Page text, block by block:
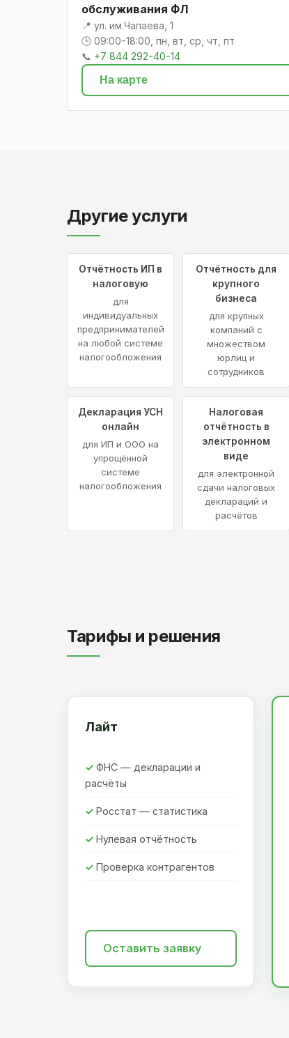
обслуживания ФЛ
📍 ул. им.Чапаева, 1
🕒 09:00-18:00, пн, вт, ср, чт, пт
📞 +7 844 292-40-14
На карте
Другие услуги
Отчётность ИП в
налоговую
для
индивидуальных
предпринимателей
на любой системе
налогообложения
Отчётность для
крупного
бизнеса
для крупных
компаний с
множеством
юрлиц и
сотрудников
Декларация УСН
онлайн
для ИП и ООО на
упрощённой
системе
налогообложения
Налоговая
отчётность в
электронном
виде
для электронной
сдачи налоговых
деклараций и
расчётов
Тарифы и решения
Лайт
ФНС — декларации и
расчёты
Росстат — статистика
Нулевая отчётность
Проверка контрагентов
Оставить заявку